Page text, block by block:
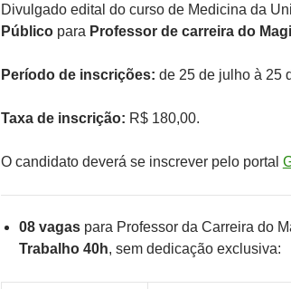
Divulgado edital do curso de Medicina da
Públicopara Professor de carreira do
Período de inscrições: de 25 de julho à 25
Taxa de inscrição: R$ 180,00.
O candidato deverá se inscrever pelo portal
08 vagaspara Professor da Carreira do
Trabalho 40h, sem dedicação exclusiva: